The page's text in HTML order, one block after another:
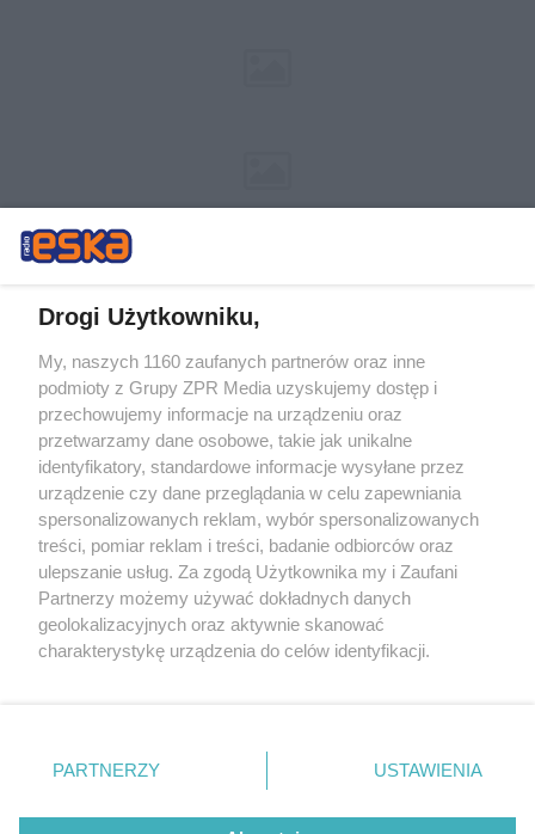
Żaden utwór zamieszczony w serwisie nie może być powielany i
rozpowszechniany lub dalej rozpowszechniany w jakikolwiek sposób (w
tym także elektroniczny lub mechaniczny) na jakimkolwiek polu
eksploatacji w jakiejkolwiek formie, włącznie z umieszczaniem w
Internecie bez pisemnej zgody właściciela praw. Jakiekolwiek użycie lub
wykorzystanie utworów w całości lub w części z naruszeniem prawa,
tzn. bez właściwej zgody, jest zabronione pod groźbą kary i może być
ścigane prawnie.
© 2026 Grupa ZPR Media
Drogi Użytkowniku,
My, naszych 1160 zaufanych partnerów oraz inne
podmioty z Grupy ZPR Media uzyskujemy dostęp i
przechowujemy informacje na urządzeniu oraz
przetwarzamy dane osobowe, takie jak unikalne
identyfikatory, standardowe informacje wysyłane przez
urządzenie czy dane przeglądania w celu zapewniania
spersonalizowanych reklam, wybór spersonalizowanych
treści, pomiar reklam i treści, badanie odbiorców oraz
ulepszanie usług. Za zgodą Użytkownika my i Zaufani
Partnerzy możemy używać dokładnych danych
geolokalizacyjnych oraz aktywnie skanować
charakterystykę urządzenia do celów identyfikacji.
zmienić/wycofać klikając przycisk ustawień prywatności
znajdujący się w lewym dolnym rogu strony
rodzaje przetwarzania danych nie wymagają zgody
PARTNERZY USTAWIENIA